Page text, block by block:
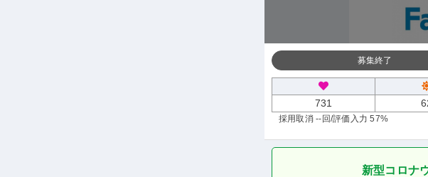
募集終了
731
採用取消 --回/評価入力 57%
新型コロナ